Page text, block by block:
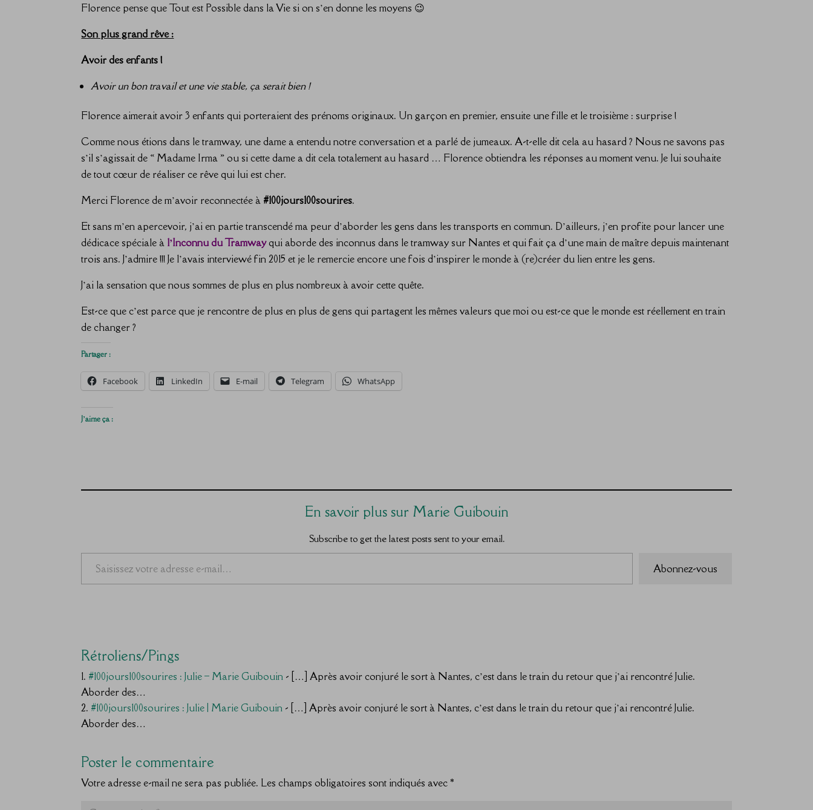
Florence pense que Tout est Possible dans la Vie si on s’en donne les moyens 😉
Son plus grand rêve :
Avoir des enfants !
Avoir un bon travail et une vie stable, ça serait bien !
Florence aimerait avoir 3 enfants qui porteraient des prénoms originaux. Un garçon en premier, ensuite une fille et le troisième : surprise !
Comme nous étions dans le tramway, une dame a entendu notre conversation et a parlé de jumeaux. A-t-elle dit cela au hasard ? Nous ne savons pas
s’il s’agissait de « Madame Irma » ou si cette dame a dit cela totalement au hasard … Florence obtiendra les réponses au moment venu. Je lui souhaite
de tout cœur de réaliser ce rêve qui lui est cher.
Merci Florence de m’avoir reconnectée à #100jours100sourires.
Et sans m’en apercevoir, j’ai en partie transcendé ma peur d’aborder les gens dans les transports en commun. D’ailleurs, j’en profite pour lancer une
dédicace spéciale à l’Inconnu du Tramwayqui aborde des inconnus dans le tramway sur Nantes et qui fait ça d’une main de maître depuis maintenant
trois ans. J’admire !!! Je l’avais interviewé fin 2015 et je le remercie encore une fois d’inspirer le monde à (re)créer du lien entre les gens.
J’ai la sensation que nous sommes de plus en plus nombreux à avoir cette quête.
Est-ce que c’est parce que je rencontre de plus en plus de gens qui partagent les mêmes valeurs que moi ou est-ce que le monde est réellement en train
de changer ?
Partager :
Facebook LinkedIn E-mail Telegram WhatsApp
J’aime ça :
En savoir plus sur Marie Guibouin
Subscribe to get the latest posts sent to your email.
Saisissez votre adresse e-mail…
Abonnez-vous
Rétroliens/Pings
#100jours100sourires : Julie – Marie Guibouin - […] Après avoir conjuré le sort à Nantes, c’est dans le train du retour que j’ai rencontré Julie.
Aborder des…
#100jours100sourires : Julie | Marie Guibouin - […] Après avoir conjuré le sort à Nantes, c’est dans le train du retour que j’ai rencontré Julie.
Aborder des…
Poster le commentaire
Votre adresse e-mail ne sera pas publiée. Les champs obligatoires sont indiqués avec *